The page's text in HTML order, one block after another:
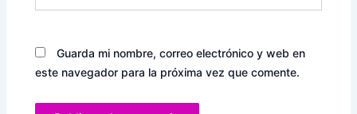
Guarda mi nombre, correo electrónico y web en
este navegador para la próxima vez que comente.